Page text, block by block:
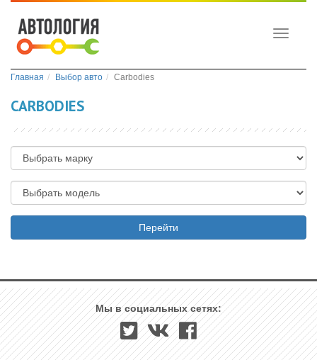
Toggle
Главная Выбор авто Carbodies
CARBODIES
Перейти
Мы в социальных сетях: